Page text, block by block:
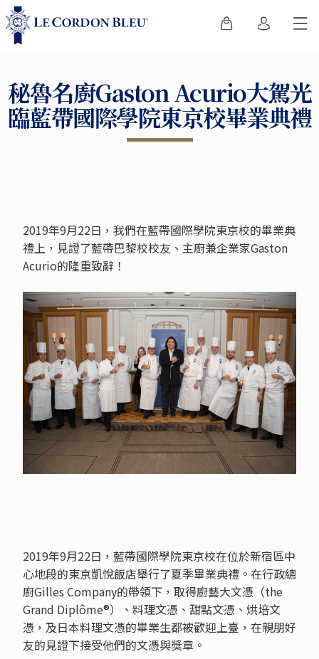
秘魯名廚Gaston Acurio大駕光
臨藍帶國際學院東京校畢業典禮
2019年9月22日，我們在藍帶國際學院東京校的畢業典
禮上，見證了藍帶巴黎校校友、主廚兼企業家Gaston
Acurio的隆重致辭！
2019年9月22日，藍帶國際學院東京校在位於新宿區中
心地段的東京凱悅飯店舉行了夏季畢業典禮。在行政總
廚Gilles Company的帶領下，取得廚藝大文憑（the
Grand Diplôme®）、料理文憑、甜點文憑、烘培文
憑，及日本料理文憑的畢業生都被歡迎上臺，在親朋好
友的見證下接受他們的文憑與獎章。